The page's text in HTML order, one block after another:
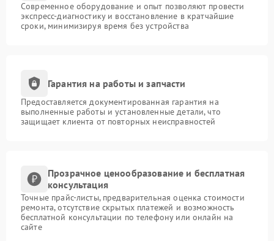
Современное оборудование и опыт позволяют провести
экспресс-диагностику и восстановление в кратчайшие
сроки, минимизируя время без устройства
Гарантия на работы и запчасти
Предоставляется документированная гарантия на
выполненные работы и установленные детали, что
защищает клиента от повторных неисправностей
Прозрачное ценообразование и бесплатная
консультация
Точные прайс-листы, предварительная оценка стоимости
ремонта, отсутствие скрытых платежей и возможность
бесплатной консультации по телефону или онлайн на
сайте